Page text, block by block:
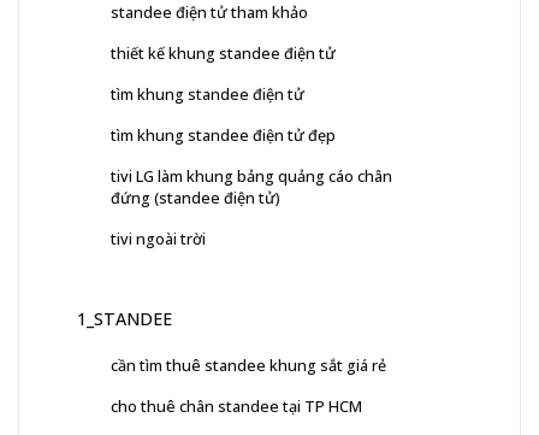
standee điện tử tham khảo
thiết kế khung standee điện tử
tìm khung standee điện tử
tìm khung standee điện tử đẹp
tivi LG làm khung bảng quảng cáo chân
đứng (standee điện tử)
tivi ngoài trời
1_STANDEE
cần tìm thuê standee khung sắt giá rẻ
cho thuê chân standee tại TP HCM